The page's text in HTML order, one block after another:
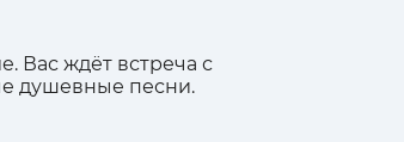
Вас ждёт встреча с
душевные песни.